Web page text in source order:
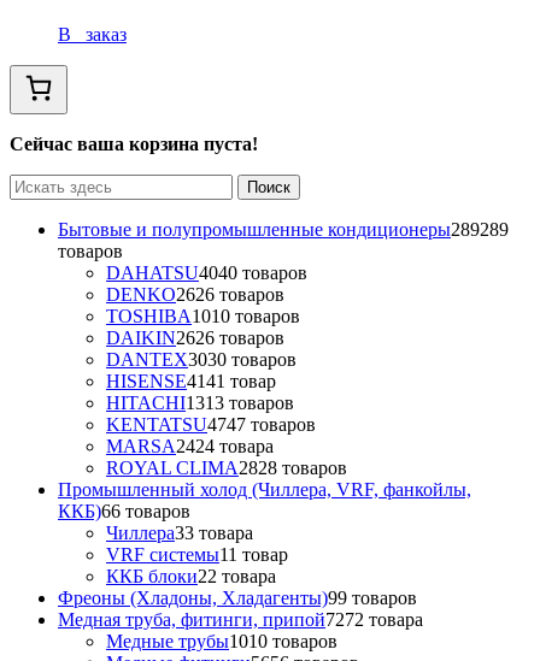
В заказ
Сейчас ваша корзина пуста!
Бытовые и полупромышленные кондиционеры289289
товаров
DAHATSU4040 товаров
DENKO2626 товаров
TOSHIBA1010 товаров
DAIKIN2626 товаров
DANTEX3030 товаров
HISENSE4141 товар
HITACHI1313 товаров
KENTATSU4747 товаров
MARSA2424 товара
ROYAL CLIMA2828 товаров
Промышленный холод (Чиллера, VRF, фанкойлы,
ККБ)66 товаров
Чиллера33 товара
VRF системы11 товар
ККБ блоки22 товара
Фреоны (Хладоны, Хладагенты)99 товаров
Медная труба, фитинги, припой7272 товара
Медные трубы1010 товаров